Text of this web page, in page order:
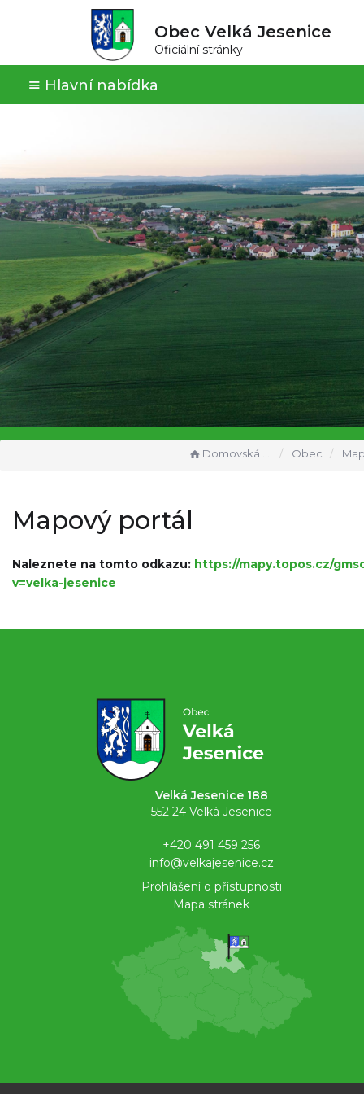
Obec Velká Jesenice
Oficiální stránky
Hlavní nabídka
Domovská stránka Obec
Mapový portál
Naleznete na tomto odkazu: https://mapy.topos.cz/
v=velka-jesenice
Velká Jesenice 188
552 24 Velká Jesenice
+420 491 459 256
info@velkajesenice.cz
Prohlášení o přístupnosti
Mapa stránek